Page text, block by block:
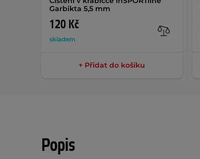
Garbikta 5,5 mm
120 Kč
skladem
+ Přidat do košíku
Popis